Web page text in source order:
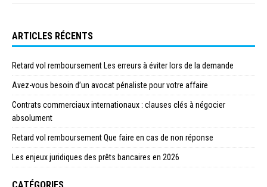
ARTICLES RÉCENTS
Retard vol remboursement Les erreurs à éviter lors de la demande
Avez-vous besoin d’un avocat pénaliste pour votre affaire
Contrats commerciaux internationaux : clauses clés à négocier
absolument
Retard vol remboursement Que faire en cas de non réponse
Les enjeux juridiques des prêts bancaires en 2026
CATÉGORIES